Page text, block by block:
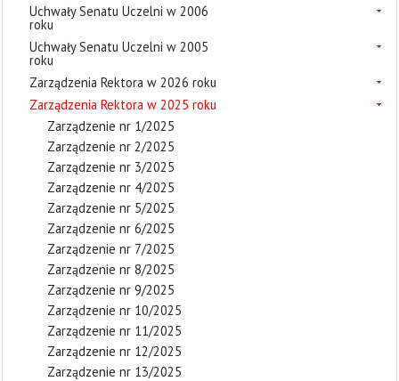
Uchwały Senatu Uczelni w 2006
roku
Uchwały Senatu Uczelni w 2005
roku
Zarządzenia Rektora w 2026 roku
Zarządzenia Rektora w 2025 roku
Zarządzenie nr 1/2025
Zarządzenie nr 2/2025
Zarządzenie nr 3/2025
Zarządzenie nr 4/2025
Zarządzenie nr 5/2025
Zarządzenie nr 6/2025
Zarządzenie nr 7/2025
Zarządzenie nr 8/2025
Zarządzenie nr 9/2025
Zarządzenie nr 10/2025
Zarządzenie nr 11/2025
Zarządzenie nr 12/2025
Zarządzenie nr 13/2025